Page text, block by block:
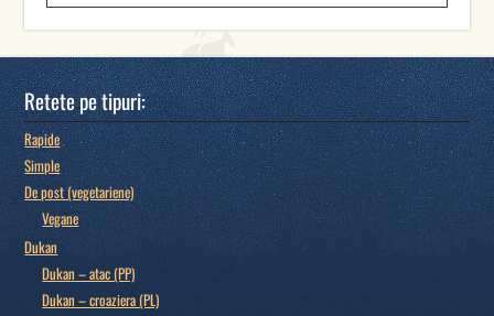
Retete pe tipuri:
Rapide
Simple
De post (vegetariene)
Vegane
Dukan
Dukan – atac (PP)
Dukan – croaziera (PL)